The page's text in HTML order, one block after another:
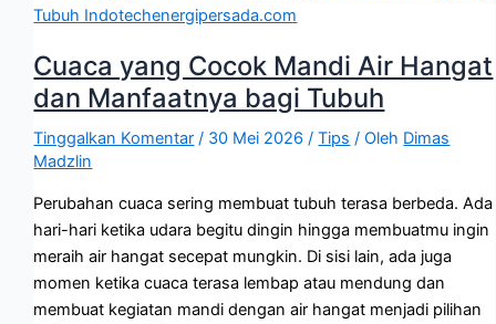
Cuaca yang Cocok Mandi Air Hangat
dan Manfaatnya bagi Tubuh
Tinggalkan Komentar / 30 Mei 2026/Tips / Oleh Dimas
Madzlin
Perubahan cuaca sering membuat tubuh terasa berbeda. Ada
hari-hari ketika udara begitu dingin hingga membuatmu ingin
meraih air hangat secepat mungkin. Di sisi lain, ada juga
momen ketika cuaca terasa lembap atau mendung dan
membuat kegiatan mandi dengan air hangat menjadi pilihan